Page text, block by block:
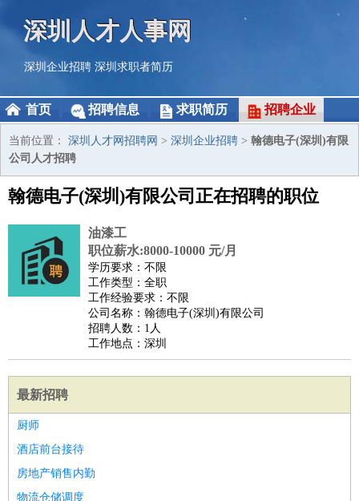
深圳人才人事网
深圳企业招聘 深圳求职者简历
首页 招聘信息 求职简历 招聘企业
当前位置： 深圳人才网招聘网 > 深圳企业招聘 > 翰德电子(深圳)有限
公司人才招聘
翰德电子(深圳)有限公司正在招聘的职位
油漆工
职位薪水:8000-10000 元/月
学历要求：不限
工作类型：全职
工作经验要求：不限
公司名称：翰德电子(深圳)有限公司
招聘人数：1人
工作地点：深圳
最新招聘
厨师
酒店前台接待
房地产销售内勤
物流仓储调度